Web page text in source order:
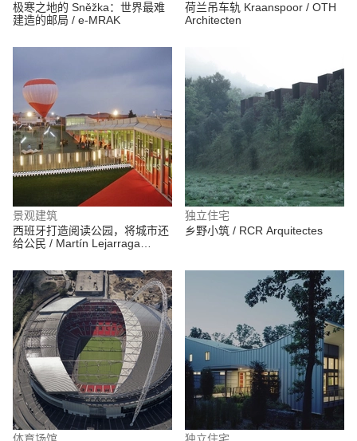
极寒之地的 Sněžka：世界最难
建造的邮局 / e-MRAK
荷兰吊车轨 Kraanspoor / OTH
Architecten
景观建筑
西班牙打造阅读公园，将城市还
给公民 / Martín Lejarraga
独立住宅
乡野小筑 / RCR Arquitectes